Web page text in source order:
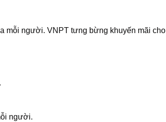
mỗi người. VNPT tưng bừng khuyến mãi cho
người.